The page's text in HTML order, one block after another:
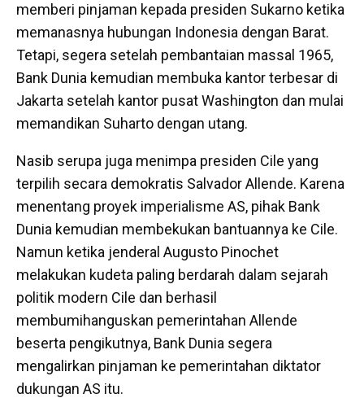
memberi pinjaman kepada presiden Sukarno ketika
memanasnya hubungan Indonesia dengan Barat.
Tetapi, segera setelah pembantaian massal 1965,
Bank Dunia kemudian membuka kantor terbesar di
Jakarta setelah kantor pusat Washington dan mulai
memandikan Suharto dengan utang.
Nasib serupa juga menimpa presiden Cile yang
terpilih secara demokratis Salvador Allende. Karena
menentang proyek imperialisme AS, pihak Bank
Dunia kemudian membekukan bantuannya ke Cile.
Namun ketika jenderal Augusto Pinochet
melakukan kudeta paling berdarah dalam sejarah
politik modern Cile dan berhasil
membumihanguskan pemerintahan Allende
beserta pengikutnya, Bank Dunia segera
mengalirkan pinjaman ke pemerintahan diktator
dukungan AS itu.